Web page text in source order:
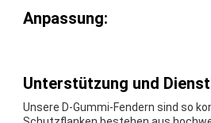
Anpassung:
Unterstützung und
Unsere D-Gummi-Fendern sind so